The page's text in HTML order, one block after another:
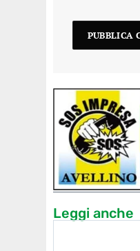
Leggi anche